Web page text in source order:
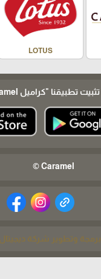
LOTUS
تثبيت تطبيقنا "كراميل Caramel"
Caramel ©
برمجة وتطوير شركة